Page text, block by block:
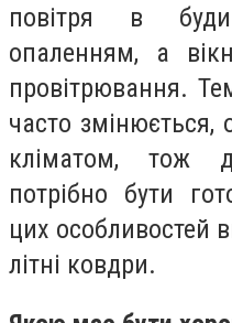
повітря в
опаленням, а
провітрювання.
часто змінюється,
кліматом, тож
потрібно бути
цих особливостей
літні ковдри.